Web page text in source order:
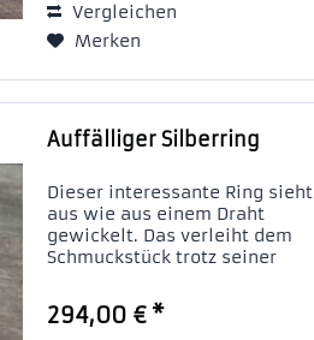
Vergleichen
Merken
Auffälliger Silberring
Dieser interessante Ring sieht
aus wie aus einem Draht
gewickelt. Das verleiht dem
Schmuckstück trotz seiner
Leichtigkeit. Auf keinen Fall
gewöhnlich!
294,00 € *